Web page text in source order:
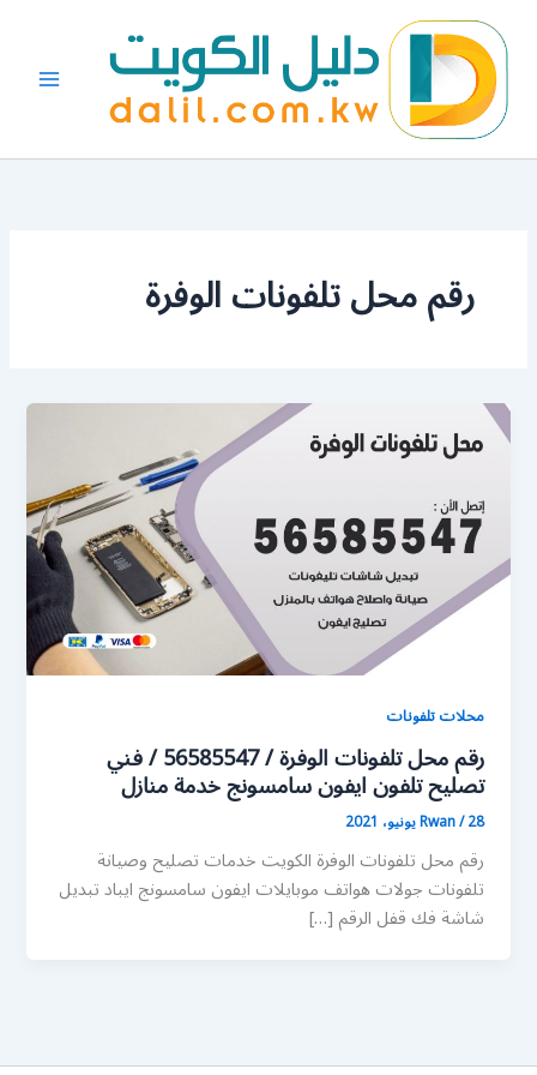
المحتوى
رقم محل تلفونات الوفرة
محلات تلفونات
رقم محل تلفونات الوفرة / 56585547 / فني
تصليح تلفون ايفون سامسونج خدمة منازل
Rwan/28 يونيو، 2021
رقم محل تلفونات الوفرة الكويت خدمات تصليح وصيانة
تلفونات جولات هواتف موبايلات ايفون سامسونج ايباد تبديل
شاشة فك قفل الرقم […]